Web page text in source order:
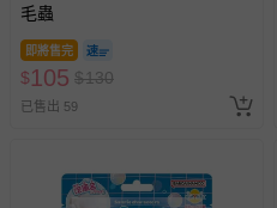
毛蟲
即將售完
$105 $130
已售出 59